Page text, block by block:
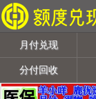
月付兑现
分付回收